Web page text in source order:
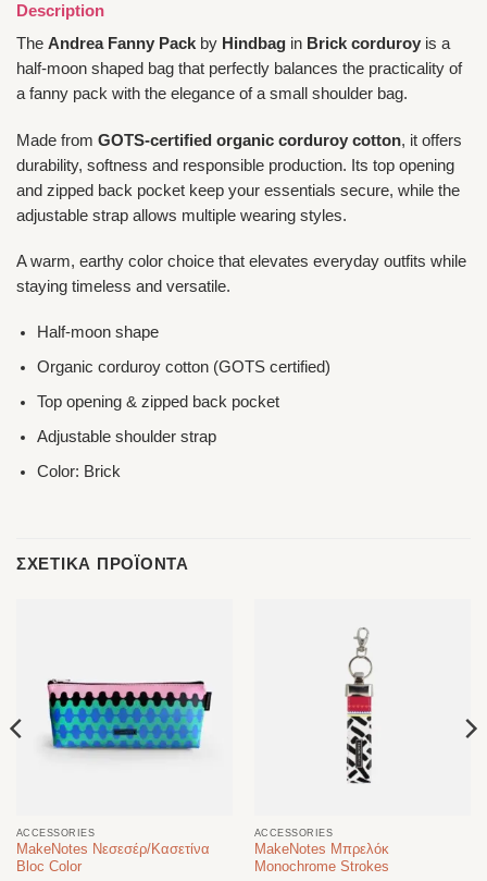
Description
The Andrea Fanny Pack by Hindbag in Brick corduroy is a
half-moon shaped bag that perfectly balances the practicality of
a fanny pack with the elegance of a small shoulder bag.
Made from GOTS-certified organic corduroy cotton, it offers
durability, softness and responsible production. Its top opening
and zipped back pocket keep your essentials secure, while the
adjustable strap allows multiple wearing styles.
A warm, earthy color choice that elevates everyday outfits while
staying timeless and versatile.
Half-moon shape
Organic corduroy cotton (GOTS certified)
Top opening & zipped back pocket
Adjustable shoulder strap
Color: Brick
ΣΧΕΤΙΚΆ ΠΡΟΪΌΝΤΑ
ACCESSORIES
MakeNotes Νεσεσέρ/Κασετίνα
Bloc Color
ACCESSORIES
MakeNotes Μπρελόκ
Monochrome Strokes